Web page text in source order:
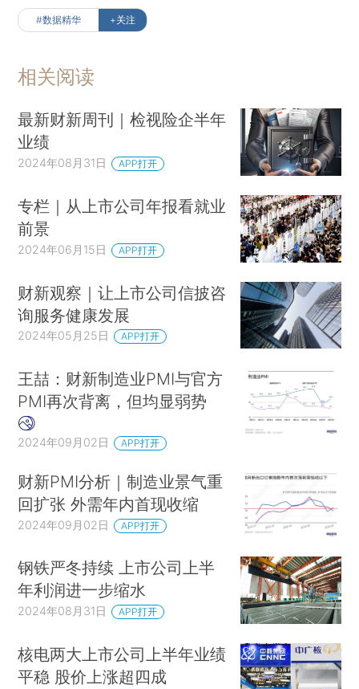
块近期行情反弹。信达证券指出，此前对保险板块
一是担忧利率下行，固收收益率难以覆盖负债成
烈导致净利润波动加大。在这一点上，平安本次交
出的中报答卷总体让投资者满意……来看对财报的
详细分析
【大市热点】
“最优房企”万科尚未走出偿债高峰截至6月
末，万科（000002.SZ 02202.HK）的有息负债
合计3312.7亿元，较2023年末增加3.51%，其中一
年内到期的有息负债为1019.5亿元。同期，公司持
有货币资金约924.0亿元。就算不剔除包含在其中
的预售监管资金及其他受限资金，目前账面上的货
币资金也已不足以覆盖一年内到期短债。而采取“以
价换量”策略以来，万科加速去化库存，但也致使公
#数据精华 +关注
相关阅读
最新财新周刊｜检视险企半年
业绩
2024年08月31日 APP打开
专栏｜从上市公司年报看就业
前景
2024年06月15日 APP打开
财新观察｜让上市公司信披咨
询服务健康发展
2024年05月25日 APP打开
王喆：财新制造业PMI与官方
PMI再次背离，但均显弱势
2024年09月02日 APP打开
财新PMI分析｜制造业景气重
回扩张 外需年内首现收缩
2024年09月02日 APP打开
钢铁严冬持续 上市公司上半
年利润进一步缩水
2024年08月31日 APP打开
核电两大上市公司上半年业绩
平稳 股价上涨超四成